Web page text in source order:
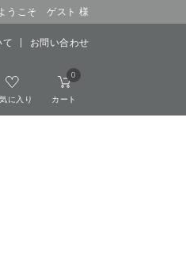
うこそ ゲスト 様
て お問い合わせ
に入り カート
0